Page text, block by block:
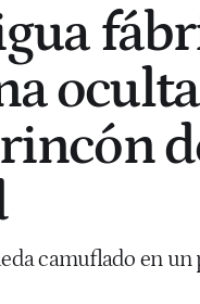
camuflado en